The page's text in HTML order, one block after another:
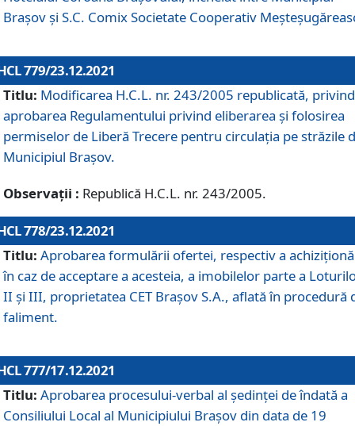
Braşov şi S.C. Comix Societate Cooperativ
779/23.12.2021
Titlu: Modificarea H.C.L. nr. 243/2005 republicată, privind
aprobarea Regulamentului privind eliberarea şi folosirea
permiselor de Liberă Trecere pentru circulația pe străzile
Municipiul Braşov.
Observații : Republică H.C.L. nr. 243/2005.
778/23.12.2021
Titlu: Aprobarea formulării ofertei, respectiv a
în caz de acceptare a acesteia, a imobilelor parte a
II și III, proprietatea CET Brașov S.A., aflată în procedură
faliment.
777/17.12.2021
Titlu: Aprobarea procesului-verbal al şedinţei de îndată a
Consiliului Local al Municipiului Braşov din data de 19